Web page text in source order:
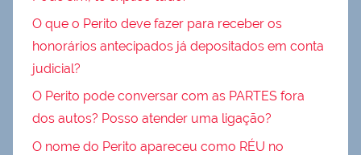
O que o Perito deve fazer para receber os
honorários antecipados já depositados em conta
judicial?
O Perito pode conversar com as PARTES fora
dos autos? Posso atender uma ligação?
O nome do Perito apareceu como RÉU no